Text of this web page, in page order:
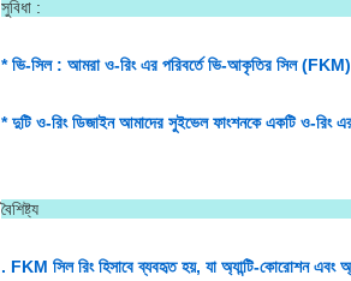
* ভি-সিল : আমরা ও-রিং এর পরিবর্তে ভি-আকৃতির সিল (FKM)
* দুটি ও-রিং ডিজাইন আমাদের সুইভেল ফাংশনকে একটি ও-রিং
. FKM সিল রিং হিসাবে ব্যবহৃত হয়, যা অ্যান্টি-কোরোশন এবং